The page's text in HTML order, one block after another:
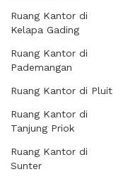
Ruang Kantor di
Kelapa Gading
Ruang Kantor di
Pademangan
Ruang Kantor di Pluit
Ruang Kantor di
Tanjung Priok
Ruang Kantor di
Sunter